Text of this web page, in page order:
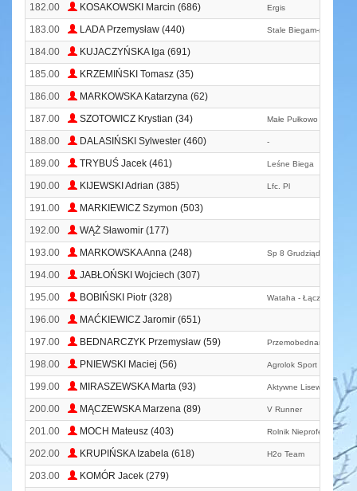
182.00
KOSAKOWSKI Marcin (686) Ergis
183.00 LADA Przemysław (440) Stale Biegam-nova
184.00
KUJACZYŃSKA Iga (691)
185.00
KRZEMIŃSKI Tomasz (35)
186.00
MARKOWSKA Katarzyna (62)
187.00
SZOTOWICZ Krystian (34) Małe Pułkowo
188.00 DALASIŃSKI Sylwester (460) -
189.00 TRYBUŚ Jacek (461) Leśne Biega
190.00 KIJEWSKI Adrian (385) Lfc. Pl
191.00
MARKIEWICZ Szymon (503)
192.00
WĄŻ Sławomir (177)
193.00
MARKOWSKA Anna (248) Sp 8 Grudziądz
194.00
JABŁOŃSKI Wojciech (307)
195.00
BOBIŃSKI Piotr (328) Wataha - Łączy Nas
196.00
MAĆKIEWICZ Jaromir (651)
197.00
BEDNARCZYK Przemysław (59)
198.00 PNIEWSKI Maciej (56) Agrolok Sport Team
199.00 MIRASZEWSKA Marta (93) Aktywne Lisewo
200.00 MĄCZEWSKA Marzena (89) V Runner
201.00 MOCH Mateusz (403) Rolnik Nieprofesjonalny
202.00 KRUPIŃSKA Izabela (618) H2o Team
203.00 KOMÓR Jacek (279)